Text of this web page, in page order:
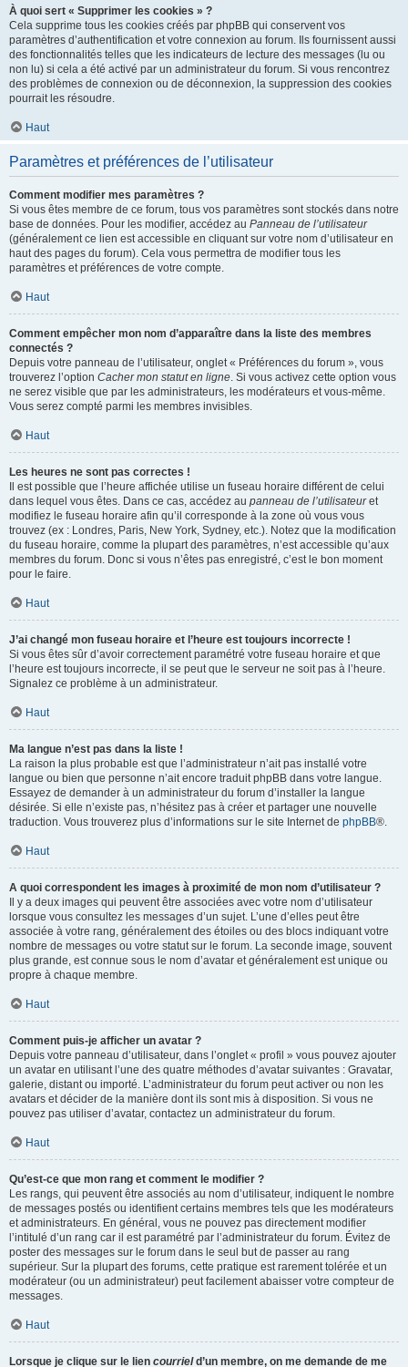
À quoi sert « Supprimer les cookies » ?
Cela supprime tous les cookies créés par phpBB qui conservent vos
paramètres d’authentification et votre connexion au forum. Ils fournissent aussi
des fonctionnalités telles que les indicateurs de lecture des messages (lu ou
non lu) si cela a été activé par un administrateur du forum. Si vous rencontrez
des problèmes de connexion ou de déconnexion, la suppression des cookies
pourrait les résoudre.
Haut
Paramètres et préférences de l’utilisateur
Comment modifier mes paramètres ?
Si vous êtes membre de ce forum, tous vos paramètres sont stockés dans notre
base de données. Pour les modifier, accédez au Panneau de l’utilisateur
(généralement ce lien est accessible en cliquant sur votre nom d’utilisateur en
haut des pages du forum). Cela vous permettra de modifier tous les
paramètres et préférences de votre compte.
Haut
Comment empêcher mon nom d’apparaître dans la liste des membres
connectés ?
Depuis votre panneau de l’utilisateur, onglet « Préférences du forum », vous
trouverez l’option Cacher mon statut en ligne. Si vous activez cette option vous
ne serez visible que par les administrateurs, les modérateurs et vous-même.
Vous serez compté parmi les membres invisibles.
Haut
Les heures ne sont pas correctes !
Il est possible que l’heure affichée utilise un fuseau horaire différent de celui
dans lequel vous êtes. Dans ce cas, accédez au panneau de l’utilisateuret
modifiez le fuseau horaire afin qu’il corresponde à la zone où vous vous
trouvez (ex : Londres, Paris, New York, Sydney, etc.). Notez que la modification
du fuseau horaire, comme la plupart des paramètres, n’est accessible qu’aux
membres du forum. Donc si vous n’êtes pas enregistré, c’est le bon moment
pour le faire.
Haut
J’ai changé mon fuseau horaire et l’heure est toujours incorrecte !
Si vous êtes sûr d’avoir correctement paramétré votre fuseau horaire et que
l’heure est toujours incorrecte, il se peut que le serveur ne soit pas à l’heure.
Signalez ce problème à un administrateur.
Haut
Ma langue n’est pas dans la liste !
La raison la plus probable est que l’administrateur n’ait pas installé votre
langue ou bien que personne n’ait encore traduit phpBB dans votre langue.
Essayez de demander à un administrateur du forum d’installer la langue
désirée. Si elle n’existe pas, n’hésitez pas à créer et partager une nouvelle
traduction. Vous trouverez plus d’informations sur le site Internet de phpBB®.
Haut
A quoi correspondent les images à proximité de mon nom d’utilisateur ?
Il y a deux images qui peuvent être associées avec votre nom d’utilisateur
lorsque vous consultez les messages d’un sujet. L’une d’elles peut être
associée à votre rang, généralement des étoiles ou des blocs indiquant votre
nombre de messages ou votre statut sur le forum. La seconde image, souvent
plus grande, est connue sous le nom d’avatar et généralement est unique ou
propre à chaque membre.
Haut
Comment puis-je afficher un avatar ?
Depuis votre panneau d’utilisateur, dans l’onglet « profil » vous pouvez ajouter
un avatar en utilisant l’une des quatre méthodes d’avatar suivantes : Gravatar,
galerie, distant ou importé. L’administrateur du forum peut activer ou non les
avatars et décider de la manière dont ils sont mis à disposition. Si vous ne
pouvez pas utiliser d’avatar, contactez un administrateur du forum.
Haut
Qu’est-ce que mon rang et comment le modifier ?
Les rangs, qui peuvent être associés au nom d’utilisateur, indiquent le nombre
de messages postés ou identifient certains membres tels que les modérateurs
et administrateurs. En général, vous ne pouvez pas directement modifier
l’intitulé d’un rang car il est paramétré par l’administrateur du forum. Évitez de
poster des messages sur le forum dans le seul but de passer au rang
supérieur. Sur la plupart des forums, cette pratique est rarement tolérée et un
modérateur (ou un administrateur) peut facilement abaisser votre compteur de
messages.
Haut
Lorsque je clique sur le lien courrield’un membre, on me demande de me